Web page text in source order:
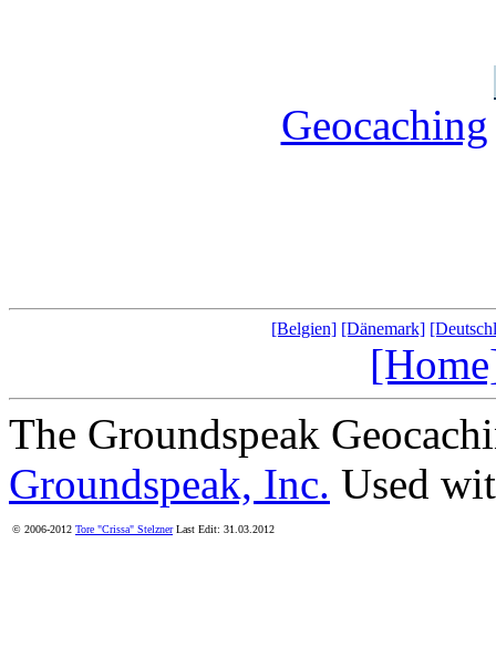
Geocaching
[Belgien] [Dänemark]
The Groundspeak
Groundspeak, Inc. Used
© 2006-2012 Tore "Crissa" StelznerLast Edit: 31.03.2012